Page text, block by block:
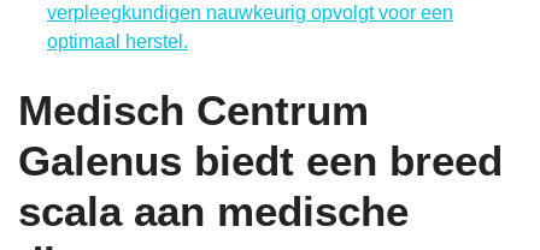
verpleegkundigen nauwkeurig opvolgt voor een
optimaal herstel.
Medisch Centrum
Galenus biedt een breed
scala aan medische